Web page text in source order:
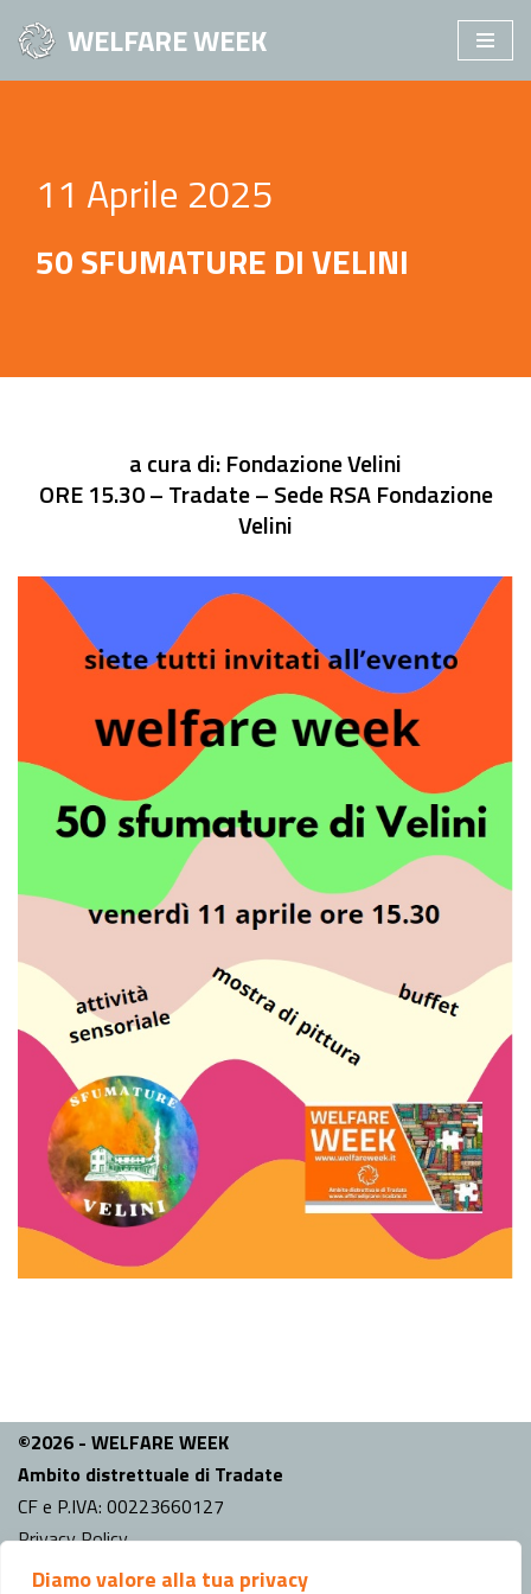
Diamo valore alla tua privacy
Vai
WELFARE WEEK
11 Aprile 2025
50 SFUMATURE DI VELINI
a cura di: Fondazione Velini
ORE 15.30 – Tradate – Sede RSA Fondazione
Velini
©2026 - WELFARE WEEK
Ambito distrettuale di Tradate
CF e P.IVA: 00223660127
Privacy Policy
INFO